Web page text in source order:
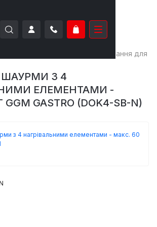
Обладнання для
З 4
ЕЛЕМЕНТАМИ -
GASTRO (DOK4-SB-N)